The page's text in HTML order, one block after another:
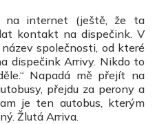
na internet (ještě, že ta
kontakt na dispečink. V
společnosti, od které
dispečink Arrivy. Nikdo to
Napadá mě přejít na
přejdu za perony a
je ten autobus, kterým
Žlutá Arriva.